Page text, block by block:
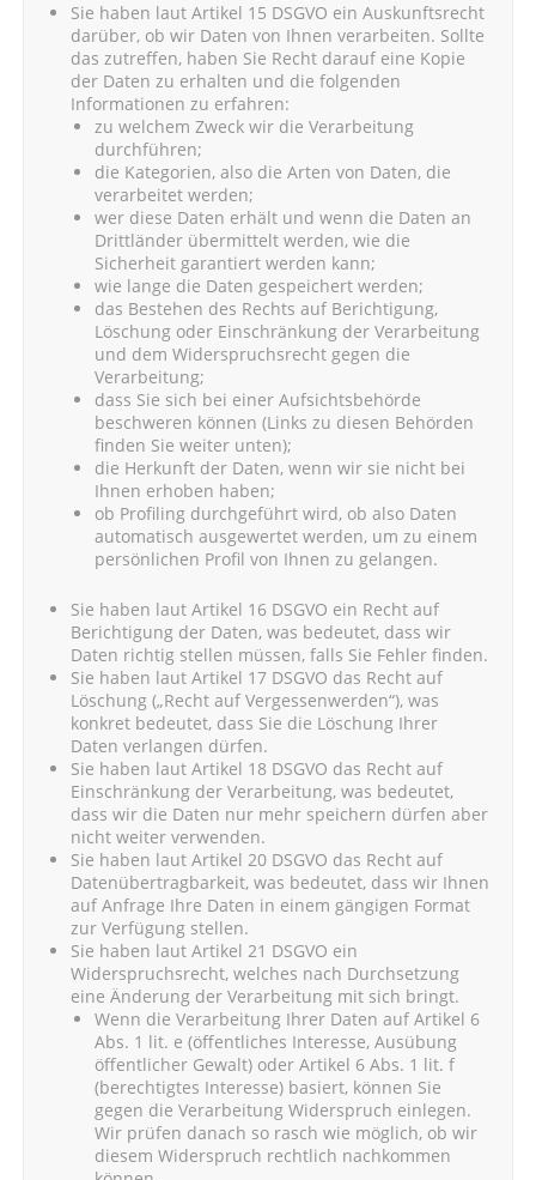
Sie haben laut Artikel 15 DSGVO ein Auskunftsrecht
darüber, ob wir Daten von Ihnen verarbeiten. Sollte
das zutreffen, haben Sie Recht darauf eine Kopie
der Daten zu erhalten und die folgenden
Informationen zu erfahren:
zu welchem Zweck wir die Verarbeitung
durchführen;
die Kategorien, also die Arten von Daten, die
verarbeitet werden;
wer diese Daten erhält und wenn die Daten an
Drittländer übermittelt werden, wie die
Sicherheit garantiert werden kann;
wie lange die Daten gespeichert werden;
das Bestehen des Rechts auf Berichtigung,
Löschung oder Einschränkung der Verarbeitung
und dem Widerspruchsrecht gegen die
Verarbeitung;
dass Sie sich bei einer Aufsichtsbehörde
beschweren können (Links zu diesen Behörden
finden Sie weiter unten);
die Herkunft der Daten, wenn wir sie nicht bei
Ihnen erhoben haben;
ob Profiling durchgeführt wird, ob also Daten
automatisch ausgewertet werden, um zu einem
persönlichen Profil von Ihnen zu gelangen.
Sie haben laut Artikel 16 DSGVO ein Recht auf
Berichtigung der Daten, was bedeutet, dass wir
Daten richtig stellen müssen, falls Sie Fehler finden.
Sie haben laut Artikel 17 DSGVO das Recht auf
Löschung („Recht auf Vergessenwerden“), was
konkret bedeutet, dass Sie die Löschung Ihrer
Daten verlangen dürfen.
Sie haben laut Artikel 18 DSGVO das Recht auf
Einschränkung der Verarbeitung, was bedeutet,
dass wir die Daten nur mehr speichern dürfen aber
nicht weiter verwenden.
Sie haben laut Artikel 20 DSGVO das Recht auf
Datenübertragbarkeit, was bedeutet, dass wir Ihnen
auf Anfrage Ihre Daten in einem gängigen Format
zur Verfügung stellen.
Sie haben laut Artikel 21 DSGVO ein
Widerspruchsrecht, welches nach Durchsetzung
eine Änderung der Verarbeitung mit sich bringt.
Wenn die Verarbeitung Ihrer Daten auf Artikel 6
Abs. 1 lit. e (öffentliches Interesse, Ausübung
öffentlicher Gewalt) oder Artikel 6 Abs. 1 lit. f
(berechtigtes Interesse) basiert, können Sie
gegen die Verarbeitung Widerspruch einlegen.
Wir prüfen danach so rasch wie möglich, ob wir
diesem Widerspruch rechtlich nachkommen